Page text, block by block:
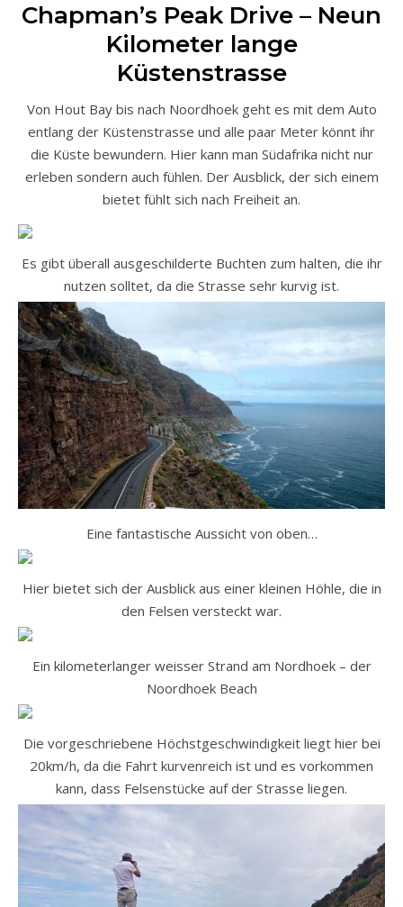
Chapman’s Peak Drive – Neun
Kilometer lange
Küstenstrasse
Von Hout Bay bis nach Noordhoek geht es mit dem Auto
entlang der Küstenstrasse und alle paar Meter könnt ihr
die Küste bewundern. Hier kann man Südafrika nicht nur
erleben sondern auch fühlen. Der Ausblick, der sich einem
bietet fühlt sich nach Freiheit an.
Es gibt überall ausgeschilderte Buchten zum halten, die ihr
nutzen solltet, da die Strasse sehr kurvig ist.
Eine fantastische Aussicht von oben…
Hier bietet sich der Ausblick aus einer kleinen Höhle, die in
den Felsen versteckt war.
Ein kilometerlanger weisser Strand am Nordhoek – der
Noordhoek Beach
Die vorgeschriebene Höchstgeschwindigkeit liegt hier bei
20km/h, da die Fahrt kurvenreich ist und es vorkommen
kann, dass Felsenstücke auf der Strasse liegen.